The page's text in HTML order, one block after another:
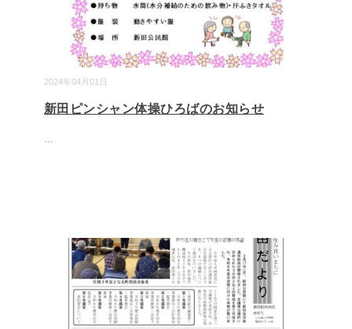
2024年04月01日
新田ピンシャン体操ひろばのお知らせ